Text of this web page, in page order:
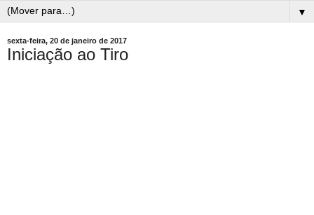
▼
sexta-feira, 20 de janeiro de 2017
Iniciação ao Tiro